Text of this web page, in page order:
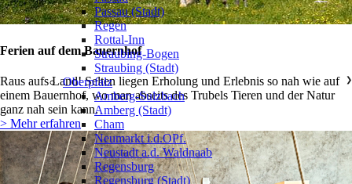
Ferien auf dem Bauernhof
Raus aufs Land! Selten liegen Erholung und Erlebnis so nah wie auf
einem Bauernhof, wo man abseits des Trubels Tieren und der Natur
ganz nah sein kann.
> Mehr erfahren
Passau (Stadt)
Regen
Rottal-Inn
Straubing-Bogen
Straubing (Stadt)
Oberpfalz
❯
Amberg-Sulzbach
Amberg (Stadt)
Cham
Neumarkt i.d.OPf.
Neustadt a.d. Waldnaab
Regensburg
Regensburg (Stadt)